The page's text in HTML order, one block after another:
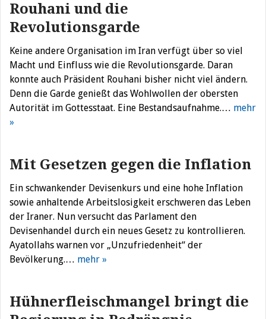
Rouhani und die
Revolutionsgarde
Keine andere Organisation im Iran verfügt über so viel
Macht und Einfluss wie die Revolutionsgarde. Daran
konnte auch Präsident Rouhani bisher nicht viel ändern.
Denn die Garde genießt das Wohlwollen der obersten
Autorität im Gottesstaat. Eine Bestandsaufnahme.… mehr
»
Mit Gesetzen gegen die Inflation
Ein schwankender Devisenkurs und eine hohe Inflation
sowie anhaltende Arbeitslosigkeit erschweren das Leben
der Iraner. Nun versucht das Parlament den
Devisenhandel durch ein neues Gesetz zu kontrollieren.
Ayatollahs warnen vor „Unzufriedenheit“ der
Bevölkerung.… mehr »
Hühnerfleischmangel bringt die